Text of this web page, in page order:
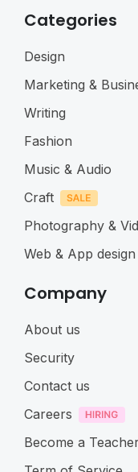
Categories
Design
Marketing &
Writing
Fashion
Music & Audio
Craft
Photography &
Web & App design
Company
About us
Security
Contact us
Careers
Become a